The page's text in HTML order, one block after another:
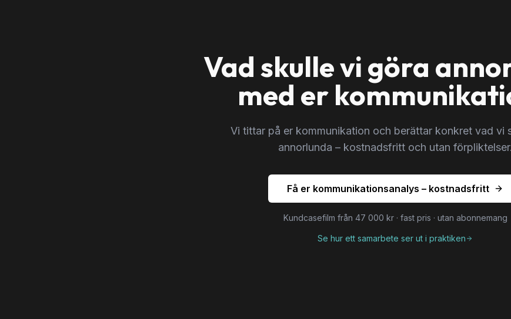
Vad skulle vi göra
med er
Vi tittar på er kommunikation och berättar konkret vad vi
annorlunda – kostnadsfritt och utan förpliktelser.
Få er kommunikationsanalys – kostnadsfritt
Kundcasefilm från 47 000 kr · fast pris · utan abonnemang
Se hur ett samarbete ser ut i praktiken